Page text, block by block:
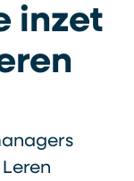
inzet